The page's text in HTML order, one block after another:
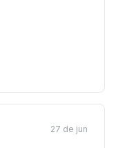
27 de jun